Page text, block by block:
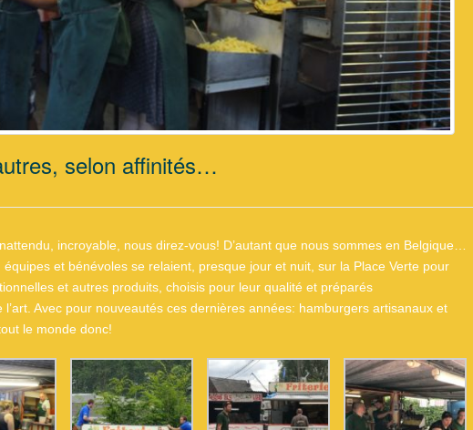
selon affinités…
incroyable, nous direz-vous! D’autant que nous sommes en Belgique…
et bénévoles se relaient, presque jour et nuit, sur la Place Verte pour
et autres produits, choisis pour leur qualité et préparés
Avec pour nouveautés ces dernières années: hamburgers artisanaux et
le monde donc!